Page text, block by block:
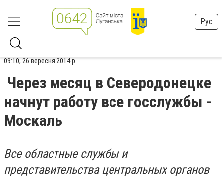
Рус
09:10, 26 вересня 2014 р.
Через месяц в Северодонецке
начнут работу все госслужбы -
Москаль
Все областные службы и
представительства центральных органов